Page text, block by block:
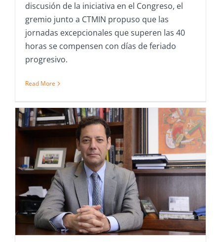
discusión de la iniciativa en el Congreso, el
gremio junto a CTMIN propuso que las
jornadas excepcionales que superen las 40
horas se compensen con días de feriado
progresivo.
Read More